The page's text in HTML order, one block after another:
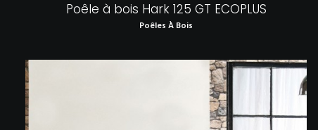
Poêle à bois Hark 125 GT ECOPLUS
Poêles À Bois